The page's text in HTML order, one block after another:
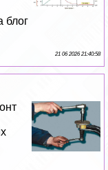
блог
21 06 2026 21:40:58